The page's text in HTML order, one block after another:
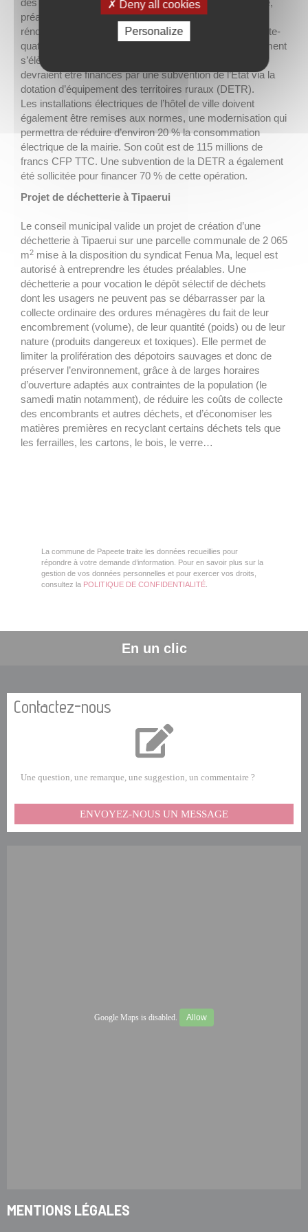
des matériaux amiantés des bâtiments de l’hôtel de ville,
préalable indispensable au lancement de travaux de
rénovation dont ces bâtiments ont un besoin urgent trente-
quatre ans après leur construction. Le coût de ce traitement
s’élève à 138 millions de francs CFP TTC, dont 70 %
devraient être financés par une subvention de l’État via la
dotation d’équipement des territoires ruraux (DETR).
Les installations électriques de l’hôtel de ville doivent
également être remises aux normes, une modernisation qui
permettra de réduire d’environ 20 % la consommation
électrique de la mairie. Son coût est de 115 millions de
francs CFP TTC. Une subvention de la DETR a également
été sollicitée pour financer 70 % de cette opération.
Projet de déchetterie à Tipaerui
Le conseil municipal valide un projet de création d’une
déchetterie à Tipaerui sur une parcelle communale de 2 065
m2 mise à la disposition du syndicat Fenua Ma, lequel est
autorisé à entreprendre les études préalables. Une
déchetterie a pour vocation le dépôt sélectif de déchets
dont les usagers ne peuvent pas se débarrasser par la
collecte ordinaire des ordures ménagères du fait de leur
encombrement (volume), de leur quantité (poids) ou de leur
nature (produits dangereux et toxiques). Elle permet de
limiter la prolifération des dépotoirs sauvages et donc de
préserver l’environnement, grâce à de larges horaires
d’ouverture adaptés aux contraintes de la population (le
samedi matin notamment), de réduire les coûts de collecte
des encombrants et autres déchets, et d’économiser les
matières premières en recyclant certains déchets tels que
les ferrailles, les cartons, le bois, le verre…
La commune de Papeete traite les données recueillies pour
répondre à votre demande d’information. Pour en savoir plus sur la
gestion de vos données personnelles et pour exercer vos droits,
consultez la POLITIQUE DE CONFIDENTIALITÉ
En un clic
Contactez-nous
Une question, une remarque, une suggestion, un commentaire ?
ENVOYEZ-NOUS UN MESSAGE
Google Maps is disabled. Allow
MENTIONS LÉGALES
Deny all cookies
Personalize